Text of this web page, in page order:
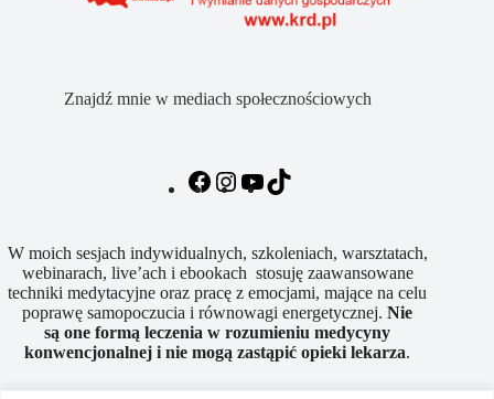
Znajdź mnie w mediach społecznościowych
W moich sesjach indywidualnych, szkoleniach, warsztatach,
webinarach, live’ach i ebookach stosuję zaawansowane
techniki medytacyjne oraz pracę z emocjami, mające na celu
poprawę samopoczucia i równowagi energetycznej.Nie
są one formą leczenia w rozumieniu medycyny
konwencjonalnej i nie mogą zastąpić opieki lekarza.